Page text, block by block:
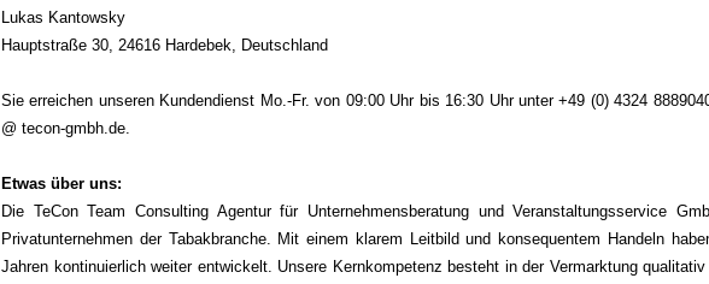
Lukas Kantowsky
Hauptstraße 30, 24616 Hardebek, Deutschland
Sie erreichen unseren Kundendienst Mo.-Fr. von 09:00 Uhr bis 16:30 Uhr unter +49 (0) 4324
@ tecon-gmbh.de.
Etwas über uns:
Die TeCon Team Consulting Agentur für Unternehmensberatung und Veranstaltungsservice
Privatunternehmen der Tabakbranche. Mit einem klarem Leitbild und konsequentem Handeln
Jahren kontinuierlich weiter entwickelt. Unsere Kernkompetenz besteht in der Vermarktung